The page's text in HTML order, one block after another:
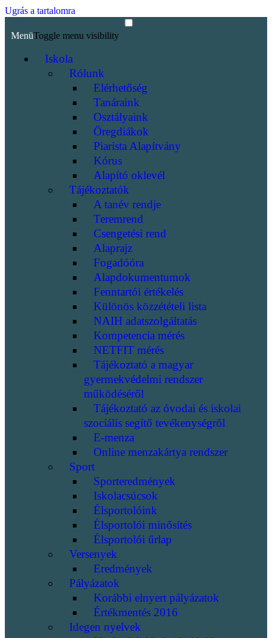
Ugrás a tartalomra
MenüToggle menu visibility
Iskola
Rólunk
Elérhetőség
Tanáraink
Osztályaink
Öregdiákok
Piarista Alapítvány
Kórus
Alapító oklevél
Tájékoztatók
A tanév rendje
Teremrend
Csengetési rend
Alaprajz
Fogadóóra
Alapdokumentumok
Fenntartói értékelés
Különös közzétételi lista
NAIH adatszolgáltatás
Kompetencia mérés
NETFIT mérés
Tájékoztató a magyar
gyermekvédelmi rendszer
működéséről
Tájékoztató az óvodai és iskolai
szociális segítő tevékenységről
E-menza
Online menzakártya rendszer
Sport
Sporteredmények
Iskolacsúcsok
Élsportolóink
Élsportolói minősítés
Élsportolói űrlap
Versenyek
Eredmények
Pályázatok
Korábbi elnyert pályázatok
Értékmentés 2016
Idegen nyelvek